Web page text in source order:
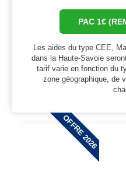
PAC 1€
Les aides du type CEE,
dans la Haute-Savoie
tarif varie en fonction du
zone géographique, de
OFFRE 2026